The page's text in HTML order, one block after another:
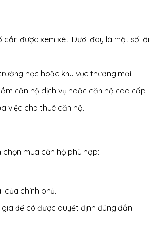
được xem xét. Dưới đây là một số lời
học hoặc khu vực thương mại.
căn hộ dịch vụ hoặc căn hộ cao cấp.
việc cho thuê căn hộ.
mua căn hộ phù hợp:
của chính phủ.
để có được quyết định đúng đắn.